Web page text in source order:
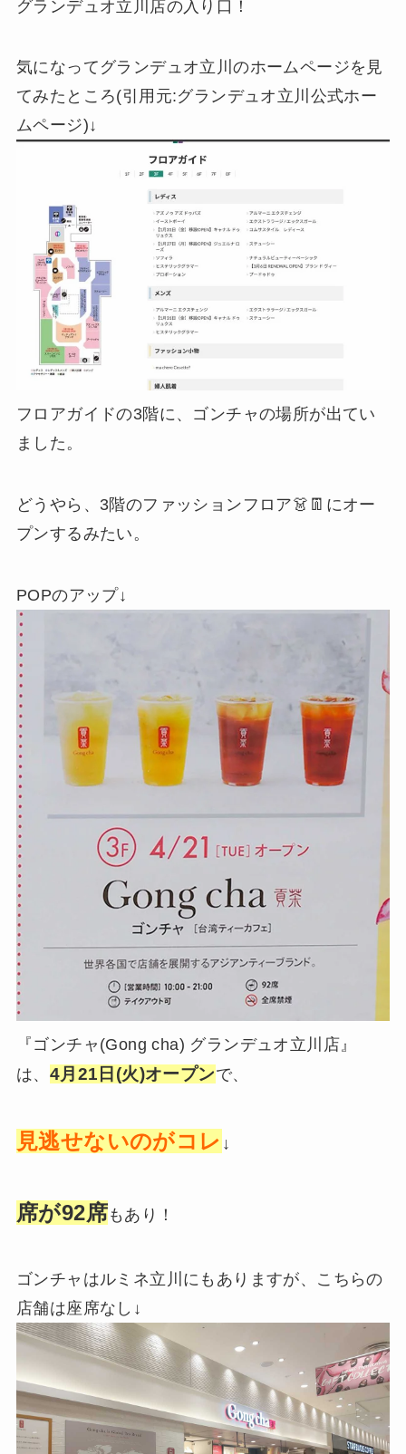
グランデュオ立川店の入り口！
気になってグランデュオ立川のホームページを見
てみたところ(引用元:グランデュオ立川公式ホー
ムページ)↓
フロアガイドの3階に、ゴンチャの場所が出てい
ました。
どうやら、3階のファッションフロア👗👖にオー
プンするみたい。
POPのアップ↓
『ゴンチャ(Gong cha) グランデュオ立川店』
は、 4月21日(火)オープンで、
見逃せないのがコレ ↓
席が92席もあり！
ゴンチャはルミネ立川にもありますが、こちらの
店舗は座席なし↓